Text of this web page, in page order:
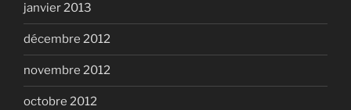
janvier 2013
décembre 2012
novembre 2012
octobre 2012